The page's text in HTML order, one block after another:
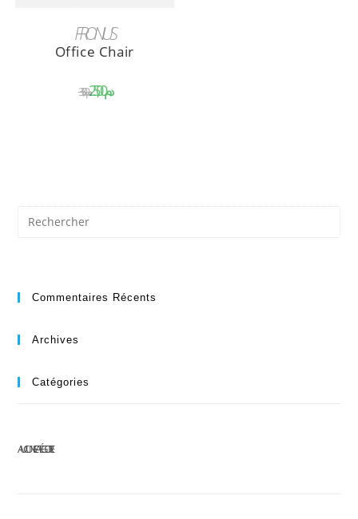
FRONIUS
Office Chair
د.م.
35,00 د.م.
25,00
Commentaires Récents
Archives
Catégories
AUCUNE CATÉGORIE